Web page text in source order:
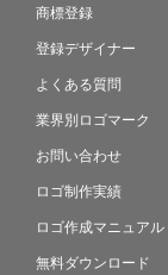
商標登録
登録デザイナー
よくある質問
業界別ロゴマーク
お問い合わせ
ロゴ制作実績
ロゴ作成マニュアル
無料ダウンロード